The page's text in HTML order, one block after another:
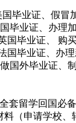
毕业证、假
毕业证、办
毕业证、
毕业证、办
国外毕业证、
套留学回国必
（申请学校、